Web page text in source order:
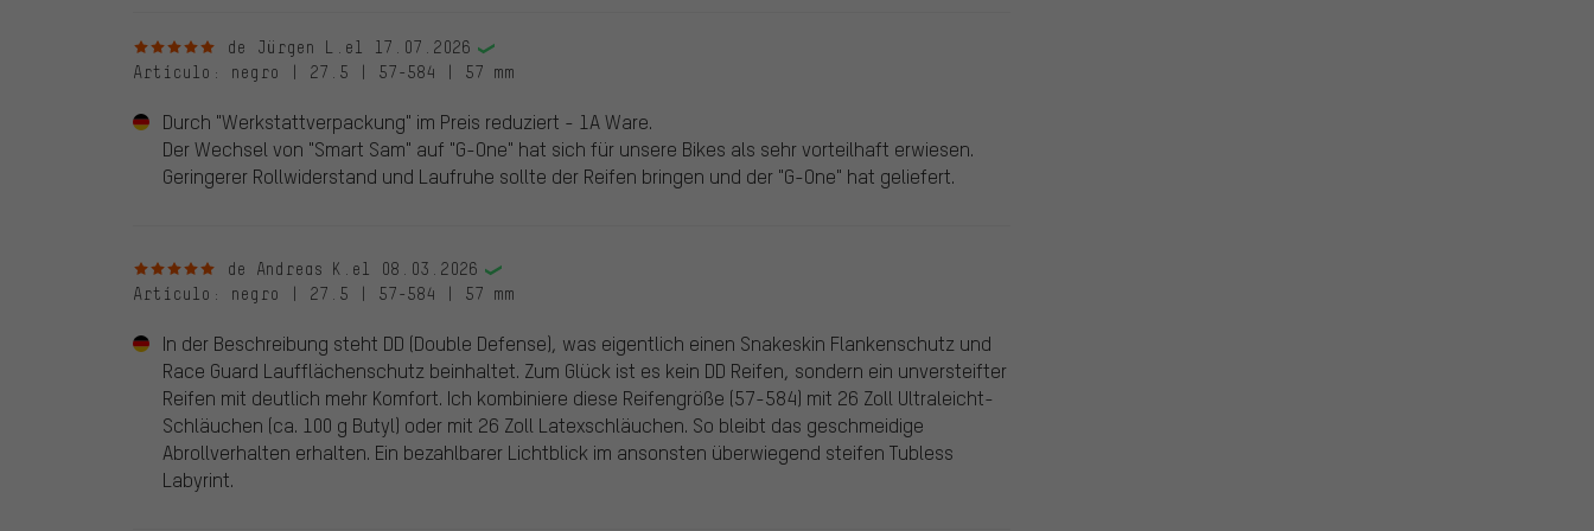
5 de 5 estrellasde Jürgen L. el 17.07.2026
Artículo : negro | 27.5 | 57-584 | 57 mm
Durch "Werkstattverpackung" im Preis reduziert - 1A Ware.
Der Wechsel von "Smart Sam" auf "G-One" hat sich für unsere Bikes als sehr vorteilhaft erwiesen.
Geringerer Rollwiderstand und Laufruhe sollte der Reifen bringen und der "G-One" hat geliefert.
5 de 5 estrellasde Andreas K. el 08.03.2026
Artículo : negro | 27.5 | 57-584 | 57 mm
In der Beschreibung steht DD (Double Defense), was eigentlich einen Snakeskin Flankenschutz und
Race Guard Laufflächenschutz beinhaltet. Zum Glück ist es kein DD Reifen, sondern ein unversteifter
Reifen mit deutlich mehr Komfort. Ich kombiniere diese Reifengröße (57-584) mit 26 Zoll Ultraleicht-
Schläuchen (ca. 100 g Butyl) oder mit 26 Zoll Latexschläuchen. So bleibt das geschmeidige
Abrollverhalten erhalten. Ein bezahlbarer Lichtblick im ansonsten überwiegend steifen Tubless
Labyrint.